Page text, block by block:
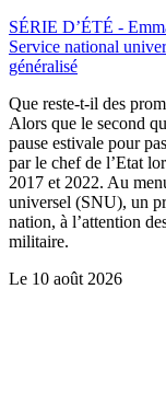
SÉRIE D’ÉTÉ -
Service national
généralisé
Que reste-t-il des
Alors que le second
pause estivale pour
par le chef de l’Etat
2017 et 2022. Au
universel (SNU), un
nation, à l’attention
militaire.
Le 10 août 2026